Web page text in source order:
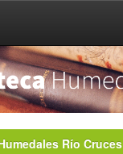
Río Cruces